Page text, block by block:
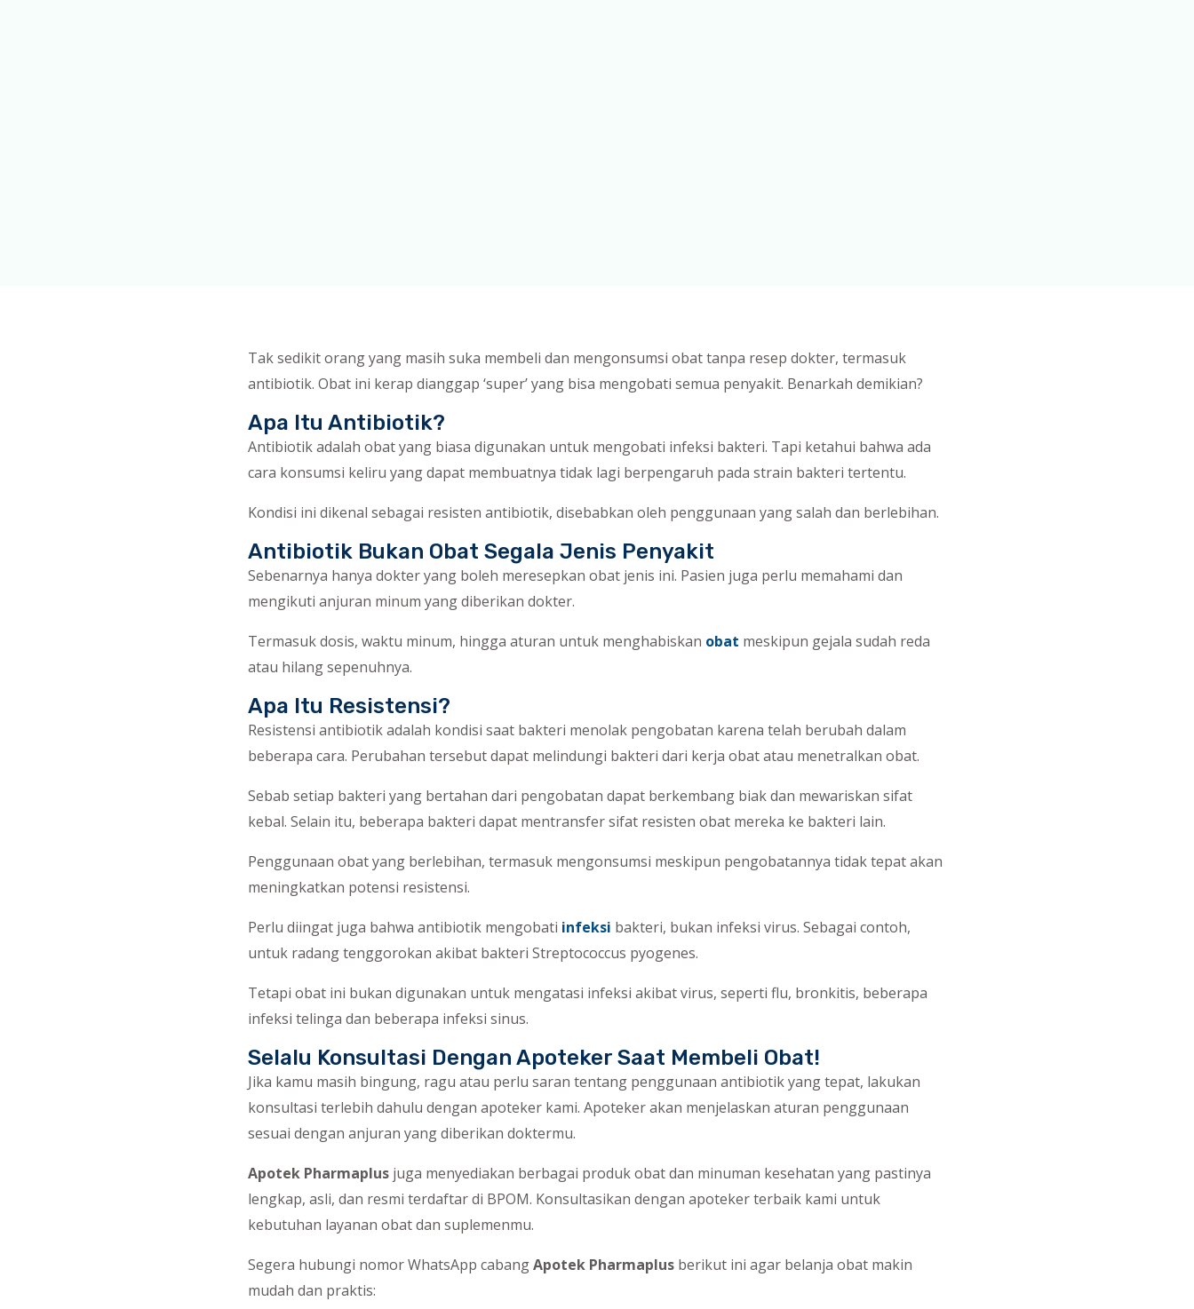
Tak sedikit orang yang masih suka membeli dan mengonsumsi obat tanpa resep dokter, termasuk
antibiotik. Obat ini kerap dianggap ‘super’ yang bisa mengobati semua penyakit. Benarkah demikian?
Apa Itu Antibiotik?
Antibiotik adalah obat yang biasa digunakan untuk mengobati infeksi bakteri. Tapi ketahui bahwa ada
cara konsumsi keliru yang dapat membuatnya tidak lagi berpengaruh pada strain bakteri tertentu.
Kondisi ini dikenal sebagai resisten antibiotik, disebabkan oleh penggunaan yang salah dan berlebihan.
Antibiotik Bukan Obat Segala Jenis Penyakit
Sebenarnya hanya dokter yang boleh meresepkan obat jenis ini. Pasien juga perlu memahami dan
mengikuti anjuran minum yang diberikan dokter.
Termasuk dosis, waktu minum, hingga aturan untuk menghabiskan obat meskipun gejala sudah reda
atau hilang sepenuhnya.
Apa Itu Resistensi?
Resistensi antibiotik adalah kondisi saat bakteri menolak pengobatan karena telah berubah dalam
beberapa cara. Perubahan tersebut dapat melindungi bakteri dari kerja obat atau menetralkan obat.
Sebab setiap bakteri yang bertahan dari pengobatan dapat berkembang biak dan mewariskan sifat
kebal. Selain itu, beberapa bakteri dapat mentransfer sifat resisten obat mereka ke bakteri lain.
Penggunaan obat yang berlebihan, termasuk mengonsumsi meskipun pengobatannya tidak tepat akan
meningkatkan potensi resistensi.
Perlu diingat juga bahwa antibiotik mengobati infeksi bakteri, bukan infeksi virus. Sebagai contoh,
untuk radang tenggorokan akibat bakteri Streptococcus pyogenes.
Tetapi obat ini bukan digunakan untuk mengatasi infeksi akibat virus, seperti flu, bronkitis, beberapa
infeksi telinga dan beberapa infeksi sinus.
Selalu Konsultasi Dengan Apoteker Saat Membeli Obat!
Jika kamu masih bingung, ragu atau perlu saran tentang penggunaan antibiotik yang tepat, lakukan
konsultasi terlebih dahulu dengan apoteker kami. Apoteker akan menjelaskan aturan penggunaan
sesuai dengan anjuran yang diberikan doktermu.
Apotek Pharmaplusjuga menyediakan berbagai produk obat dan minuman kesehatan yang pastinya
lengkap, asli, dan resmi terdaftar di BPOM. Konsultasikan dengan apoteker terbaik kami untuk
kebutuhan layanan obat dan suplemenmu.
Segera hubungi nomor WhatsApp cabangApotek Pharmaplusberikut ini agar belanja obat makin
mudah dan praktis: